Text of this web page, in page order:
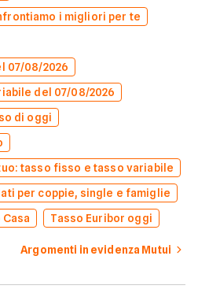
i migliori per te
07/08/2026
del 07/08/2026
di oggi
tasso fisso e tasso variabile
per coppie, single e famiglie
Casa Tasso Euribor oggi
Argomenti in evidenza Mutui